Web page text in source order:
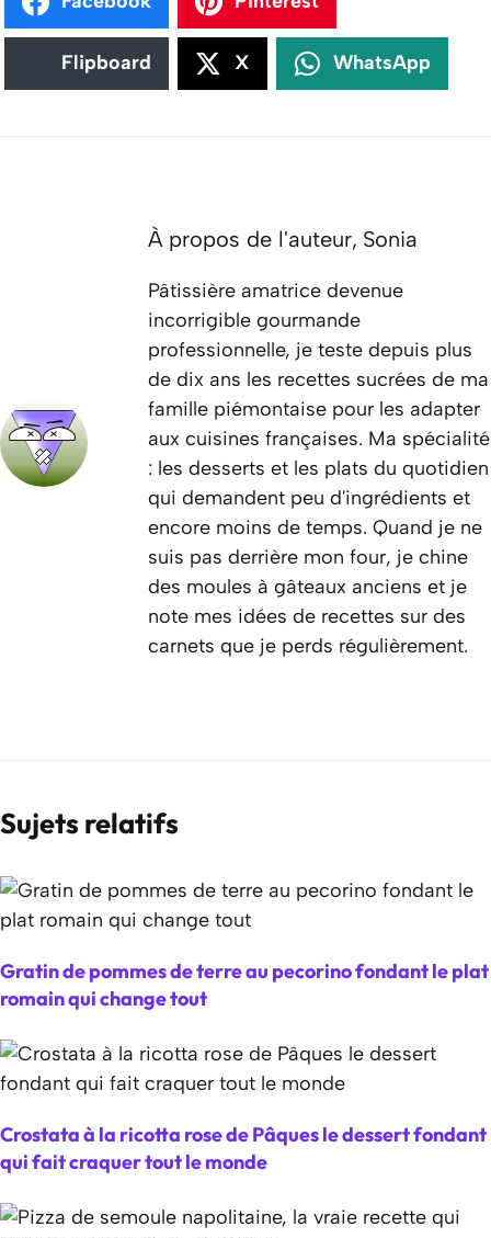
Flipboard X WhatsApp
À propos de l'auteur, Sonia
Pâtissière amatrice devenue
incorrigible gourmande
professionnelle, je teste depuis plus
de dix ans les recettes sucrées de ma
famille piémontaise pour les adapter
aux cuisines françaises. Ma spécialité
: les desserts et les plats du quotidien
qui demandent peu d'ingrédients et
encore moins de temps. Quand je ne
suis pas derrière mon four, je chine
des moules à gâteaux anciens et je
note mes idées de recettes sur des
carnets que je perds régulièrement.
Sujets relatifs
Gratin de pommes de terre au pecorino fondant le plat
romain qui change tout
Crostata à la ricotta rose de Pâques le dessert fondant
qui fait craquer tout le monde